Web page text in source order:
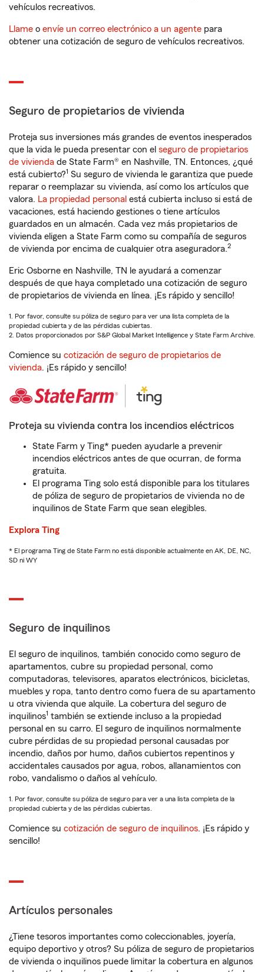
vehículos recreativos.
Llame o envíe un correo electrónico a un agente para
obtener una cotización de seguro de vehículos recreativos.
Seguro de propietarios de vivienda
Proteja sus inversiones más grandes de eventos inesperados
que la vida le pueda presentar con el seguro de propietarios
de vivienda de State Farm® en Nashville, TN. Entonces, ¿qué
está cubierto?1 Su seguro de vivienda le garantiza que puede
reparar o reemplazar su vivienda, así como los artículos que
valora. La propiedad personal está cubierta incluso si está de
vacaciones, está haciendo gestiones o tiene artículos
guardados en un almacén. Cada vez más propietarios de
vivienda eligen a State Farm como su compañía de seguros
de vivienda por encima de cualquier otra aseguradora.2
Eric Osborne en Nashville, TN le ayudará a comenzar
después de que haya completado una cotización de seguro
de propietarios de vivienda en línea. ¡Es rápido y sencillo!
1. Por favor, consulte su póliza de seguro para ver una lista completa de la
propiedad cubierta y de las pérdidas cubiertas.
2. Datos proporcionados por S&P Global Market Intelligence y State Farm Archive.
Comience su cotización de seguro de propietarios de
vivienda. ¡Es rápido y sencillo!
Proteja su vivienda contra los incendios eléctricos
State Farm y Ting* pueden ayudarle a prevenir
incendios eléctricos antes de que ocurran, de forma
gratuita.
El programa Ting solo está disponible para los titulares
de póliza de seguro de propietarios de vivienda no de
inquilinos de State Farm que sean elegibles.
Explora Ting
* El programa Ting de State Farm no está disponible actualmente en AK, DE, NC,
SD ni WY
Seguro de inquilinos
El seguro de inquilinos, también conocido como seguro de
apartamentos, cubre su propiedad personal, como
computadoras, televisores, aparatos electrónicos, bicicletas,
muebles y ropa, tanto dentro como fuera de su apartamento
u otra vivienda que alquile. La cobertura del seguro de
inquilinos1 también se extiende incluso a la propiedad
personal en su carro. El seguro de inquilinos normalmente
cubre pérdidas de su propiedad personal causadas por
incendio, daños por humo, daños cubiertos repentinos y
accidentales causados por agua, robos, allanamientos con
robo, vandalismo o daños al vehículo.
1. Por favor, consulte su póliza de seguro para ver a una lista completa de la
propiedad cubierta y de las pérdidas cubiertas.
Comience su cotización de seguro de inquilinos. ¡Es rápido y
sencillo!
Artículos personales
¿Tiene tesoros importantes como coleccionables, joyería,
equipo deportivo y otros? Su póliza de seguro de propietarios
de vivienda o inquilinos puede limitar la cobertura en algunos